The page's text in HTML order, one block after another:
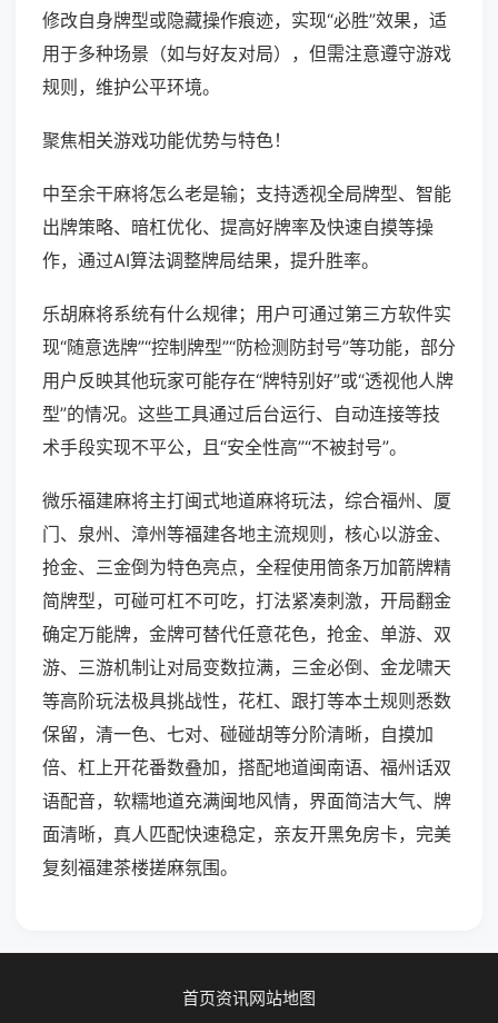
修改自身牌型或隐藏操作痕迹，实现“必胜”效果，适
用于多种场景（如与好友对局），但需注意遵守游戏
规则，维护公平环境。
聚焦相关游戏功能优势与特色！
中至余干麻将怎么老是输；支持透视全局牌型、智能
出牌策略、暗杠优化、提高好牌率及快速自摸等操
作，通过AI算法调整牌局结果，提升胜率。
乐胡麻将系统有什么规律；用户可通过第三方软件实
现“随意选牌”“控制牌型”“防检测防封号”等功能，部分
用户反映其他玩家可能存在“牌特别好”或“透视他人牌
型”的情况。这些工具通过后台运行、自动连接等技
术手段实现不平公，且“安全性高”“不被封号”。
微乐福建麻将主打闽式地道麻将玩法，综合福州、厦
门、泉州、漳州等福建各地主流规则，核心以游金、
抢金、三金倒为特色亮点，全程使用筒条万加箭牌精
简牌型，可碰可杠不可吃，打法紧凑刺激，开局翻金
确定万能牌，金牌可替代任意花色，抢金、单游、双
游、三游机制让对局变数拉满，三金必倒、金龙啸天
等高阶玩法极具挑战性，花杠、跟打等本土规则悉数
保留，清一色、七对、碰碰胡等分阶清晰，自摸加
倍、杠上开花番数叠加，搭配地道闽南语、福州话双
语配音，软糯地道充满闽地风情，界面简洁大气、牌
面清晰，真人匹配快速稳定，亲友开黑免房卡，完美
复刻福建茶楼搓麻氛围。
首页资讯网站地图